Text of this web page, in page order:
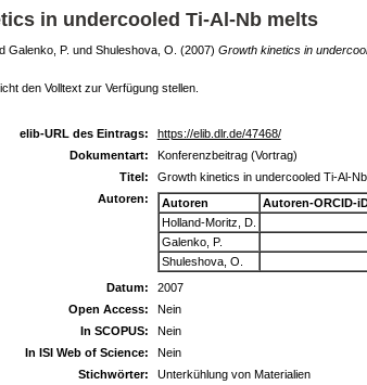
in undercooled Ti-Al-Nb melts
Galenko, P. und Shuleshova, O. (2007) Growth kinetics in
den Volltext zur Verfügung stellen.
elib-URL des Eintrags:
https://elib.dlr.de/47468/
Dokumentart:
Konferenzbeitrag (Vortrag)
Titel:
Growth kinetics in undercooled Ti-Al-
Autoren:
Autoren
Autoren-ORCID-
Holland-Moritz, D.
Galenko, P.
Shuleshova, O.
Datum:
2007
Open Access:
Nein
In SCOPUS:
Nein
In ISI Web of Science:
Nein
Stichwörter:
Unterkühlung von Materialien